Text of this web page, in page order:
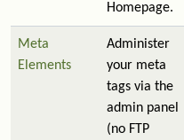
Homepage.
Meta
Elements
Administer
your meta
tags via the
admin panel
(no FTP